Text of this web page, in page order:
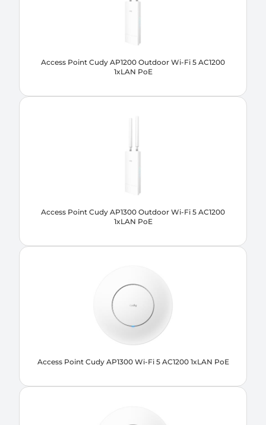
Access Point Cudy AP1200 Outdoor Wi-Fi 5 AC1200
1xLAN PoE
Access Point Cudy AP1300 Outdoor Wi-Fi 5 AC1200
1xLAN PoE
Access Point Cudy AP1300 Wi-Fi 5 AC1200 1xLAN PoE